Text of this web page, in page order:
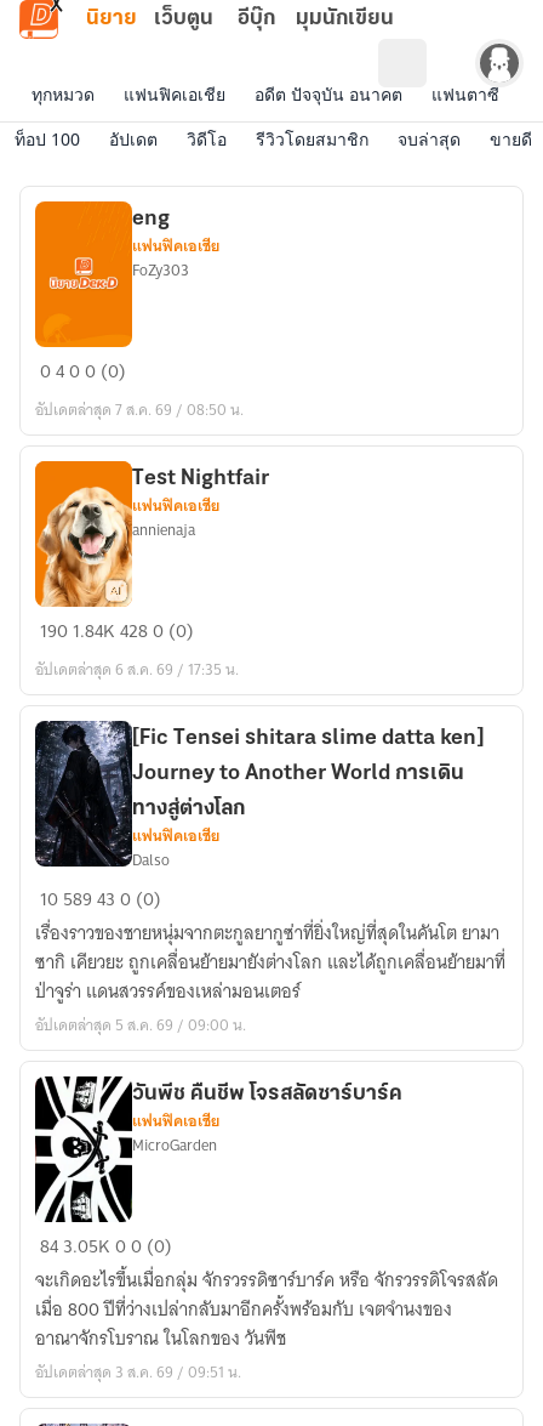
ข้ามไปยังเนื้อหาหลัก
นิยาย เว็บตูน อีบุ๊ก มุมนักเขียน
ทุกหมวด แฟนฟิคเอเชีย อดีต ปัจจุบัน อนาคต แฟนตาซี
ท็อป 100
อัปเดต วิดีโอ รีวิวโดยสมาชิก จบล่าสุด ขายดี
eng
eng
แฟนฟิคเอเชีย
FoZy303
0400 (0)
อัปเดตล่าสุด 7 ส.ค. 69 / 08:50 น.
Test
Test Nightfair
แฟนฟิคเอเชีย
annienaja
1901.84K4280 (0)
อัปเดตล่าสุด 6 ส.ค. 69 / 17:35 น.
Tensei
shitara
slime
datta
ken]
Journey
to
Another
World
การ
เดิน
ทาง
สู่
ต่าง
โลก
[Fic Tensei shitara slime datta ken]
Journey to Another World การเดิน
ทางสู่ต่างโลก
แฟนฟิคเอเชีย
Dalso
10589430 (0)
เรื่องราวของชายหนุ่มจากตะกูลยากูซ่าที่ยิ่งใหญ่ที่สุดในคันโต ยามา
ซากิ เคียวยะ ถูกเคลื่อนย้ายมายังต่างโลก และได้ถูกเคลื่อนย้ายมาที่
ป่าจูร่า แดนสวรรค์ของเหล่ามอนเตอร์
อัปเดตล่าสุด 5 ส.ค. 69 / 09:00 น.
วัน
พีช
คืนชีพ
โจร
สลัด
ซาร์
บาร์
วันพีช คืนชีพ โจรสลัดซาร์บาร์ค
แฟนฟิคเอเชีย
MicroGarden
843.05K00 (0)
จะเกิดอะไรขึ้นเมื่อกลุ่ม จักรวรรดิซาร์บาร์ค หรือ จักรวรรดิโจรสลัด
เมื่อ 800 ปีที่ว่างเปล่ากลับมาอีกครั้งพร้อมกับ เจตจำนงของ
อาณาจักรโบราณ ในโลกของ วันพีช
อัปเดตล่าสุด 3 ส.ค. 69 / 09:51 น.